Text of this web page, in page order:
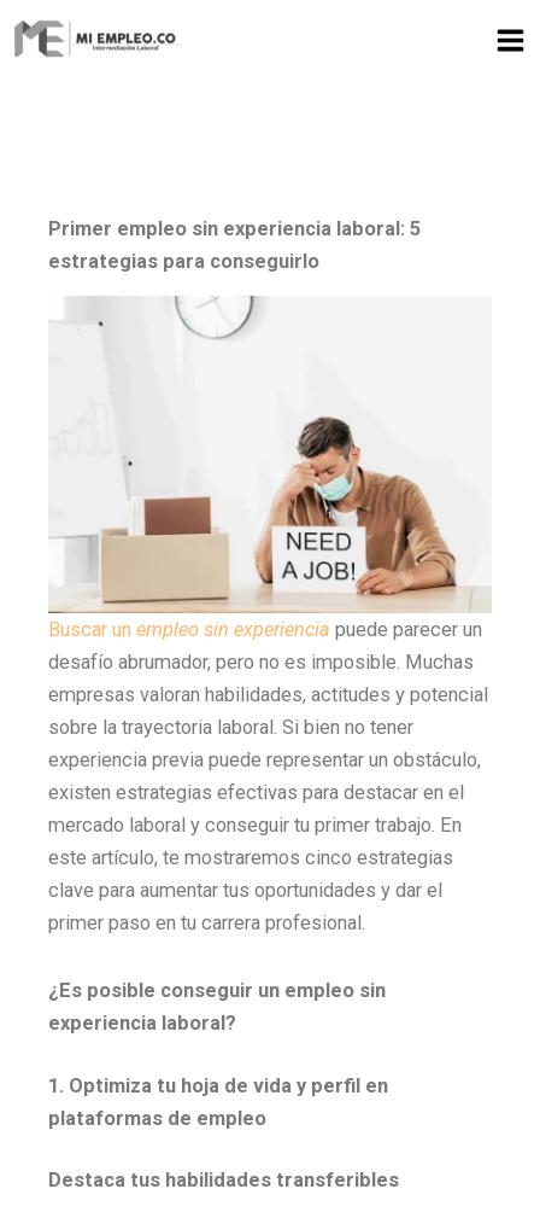
Primer empleo sin experiencia laboral: 5
estrategias para conseguirlo
Buscar un empleo sin experiencia puede parecer un
desafío abrumador, pero no es imposible. Muchas
empresas valoran habilidades, actitudes y potencial
sobre la trayectoria laboral. Si bien no tener
experiencia previa puede representar un obstáculo,
existen estrategias efectivas para destacar en el
mercado laboral y conseguir tu primer trabajo. En
este artículo, te mostraremos cinco estrategias
clave para aumentar tus oportunidades y dar el
primer paso en tu carrera profesional.
¿Es posible conseguir un empleo sin
experiencia laboral?
1. Optimiza tu hoja de vida y perfil en
plataformas de empleo
Destaca tus habilidades transferibles